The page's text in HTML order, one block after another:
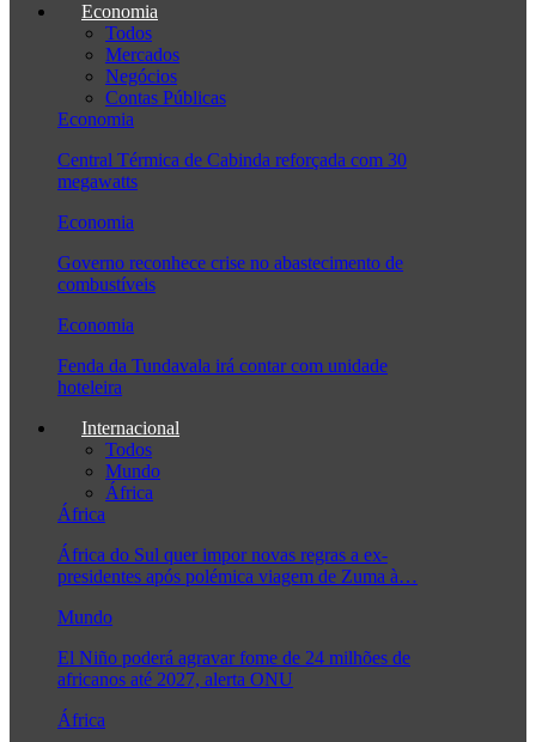
Economia
Todos
Mercados
Negócios
Contas Públicas
Economia
Central Térmica de Cabinda reforçada com 30
megawatts
Economia
Governo reconhece crise no abastecimento de
combustíveis
Economia
Fenda da Tundavala irá contar com unidade
hoteleira
Internacional
Todos
Mundo
África
África
África do Sul quer impor novas regras a ex-
presidentes após polémica viagem de Zuma à…
Mundo
El Niño poderá agravar fome de 24 milhões de
africanos até 2027, alerta ONU
África